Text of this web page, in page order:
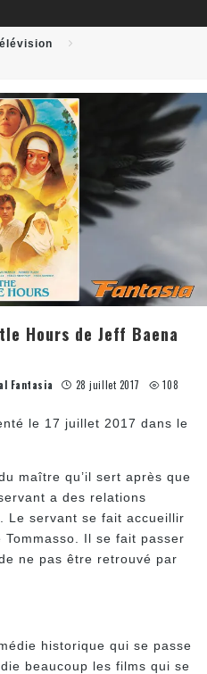
Hours de Jeff Baena
Fantasia 28 juillet 2017 108
le 17 juillet 2017 dans le
maître qu’il sert après que
a des relations
Le servant se fait accueillir
Il se fait passer
ne pas être retrouvé par
historique qui se passe
beaucoup les films qui se